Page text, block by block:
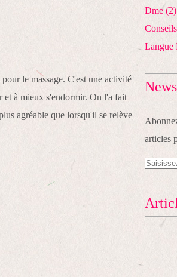
le massage. C'est une activité
et à mieux s'endormir. On l'a fait
agréable que lorsqu'il se relève
Dme (2)
Conseils
Langue
articles